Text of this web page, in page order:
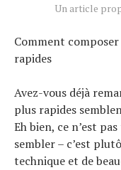
Un article
Comment
rapides
Avez-vous déjà
plus rapides
Eh bien, ce n’est
sembler – c’est
technique et de